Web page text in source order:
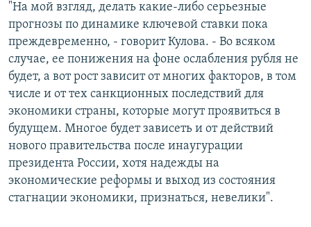
"На мой взгляд, делать какие-либо серьезные
прогнозы по динамике ключевой ставки пока
преждевременно, - говорит Кулова. - Во всяком
случае, ее понижения на фоне ослабления рубля не
будет, а вот рост зависит от многих факторов, в том
числе и от тех санкционных последствий для
экономики страны, которые могут проявиться в
будущем. Многое будет зависеть и от действий
нового правительства после инаугурации
президента России, хотя надежды на
экономические реформы и выход из состояния
стагнации экономики, признаться, невелики".